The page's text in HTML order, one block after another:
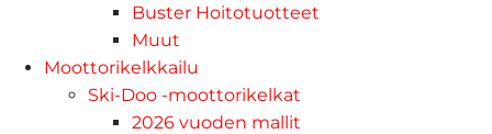
Buster Hoitotuotteet
Muut
Moottorikelkkailu
Ski-Doo -moottorikelkat
2026 vuoden mallit